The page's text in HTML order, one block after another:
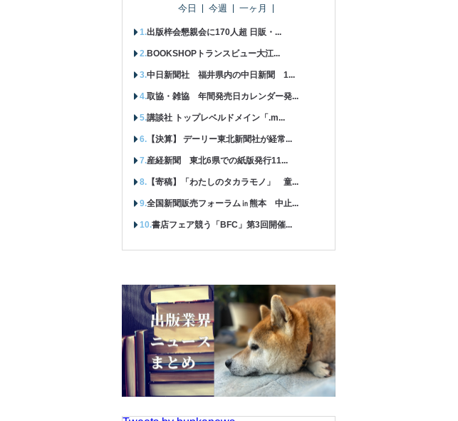
今日 今週 一ヶ月
出版梓会懇親会に170人超 日販・...
BOOKSHOPトランスビュー大江...
中日新聞社 福井県内の中日新聞 1...
取協・雑協 年間発売日カレンダー発...
講談社 トップレベルドメイン「.m...
【決算】 デーリー東北新聞社が経常...
産経新聞 東北6県での紙版発行11...
【寄稿】「わたしのタカラモノ」 童...
全国新聞販売フォーラム㏌熊本 中止...
書店フェア競う「BFC」第3回開催...